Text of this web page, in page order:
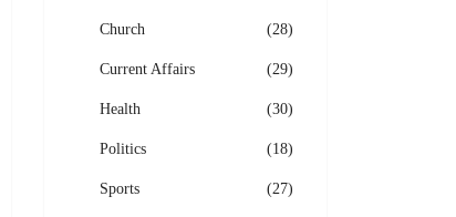
Church (28)
Current Affairs (29)
Health (30)
Politics (18)
Sports (27)